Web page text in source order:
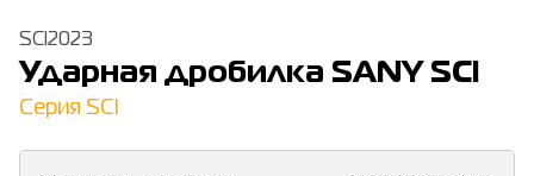
SCI2023
Ударная дробилка SANY SCI
Серия SCI